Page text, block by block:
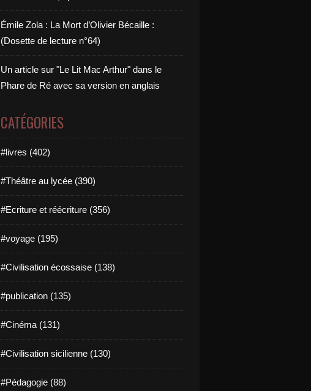
Émile Zola : La Mort d’Olivier Bécaille :
(Dosette de lecture n°64)
Un article sur "Le Lit Mac Arthur" dans le
Phare de Ré avec sa version en anglais
CATÉGORIES
#livres (402)
#Théâtre au lycée (390)
#Ecriture et réécriture (356)
#voyage (195)
#Civilisation écossaise (138)
#publication (135)
#Cinéma (131)
#Civilisation sicilienne (130)
#Pédagogie (88)